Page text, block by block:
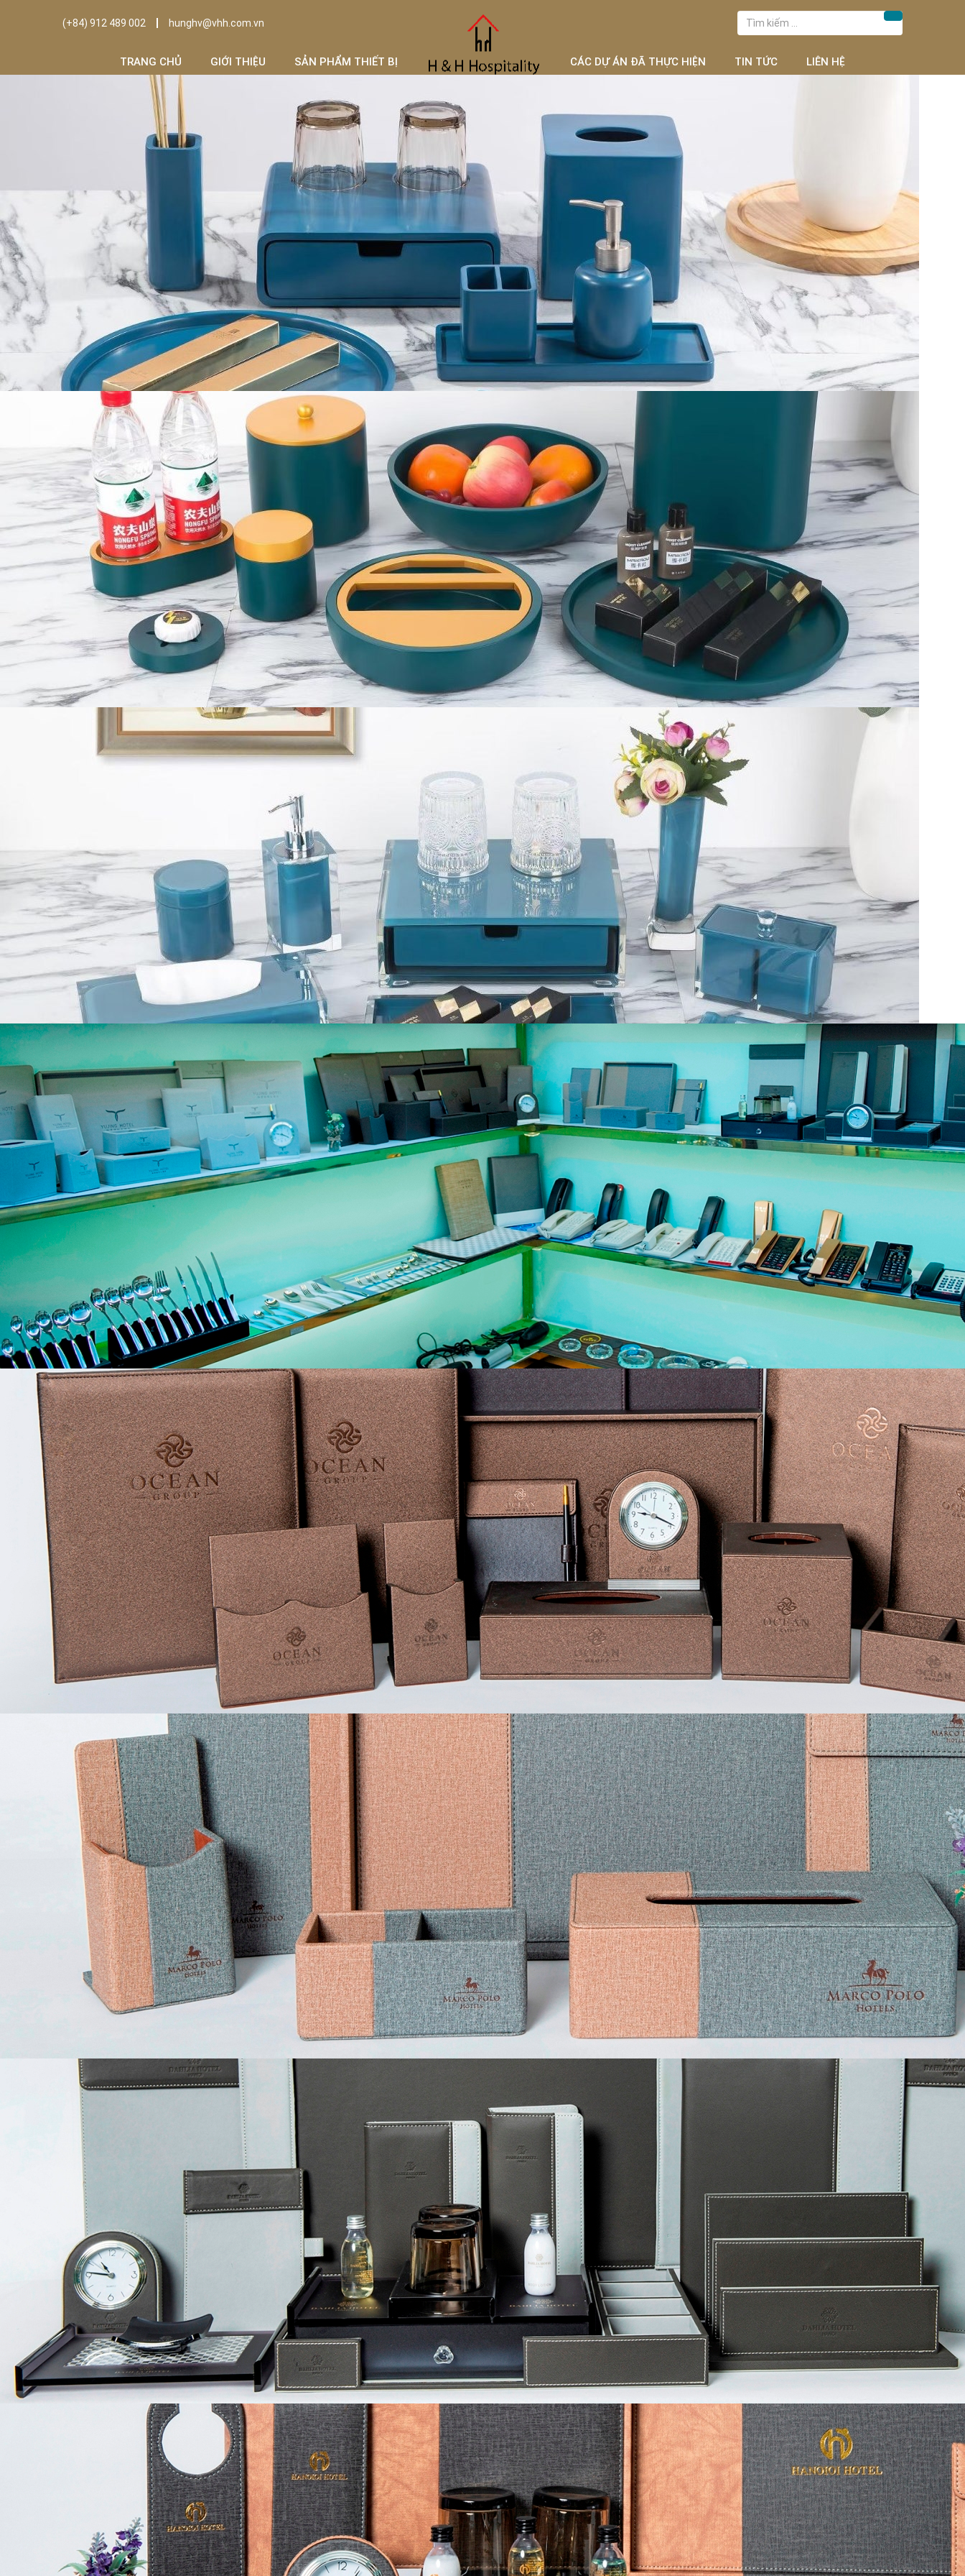
(+84) 912 489 002 hunghv@vhh.com.vn
Tìm
kiếm
cho:
Tìm kiếm
TRANG CHỦ GIỚI THIỆU SẢN PHẨM THIẾT BỊ CÁC DỰ ÁN ĐÃ THỰC HIỆN TIN TỨC LIÊN HỆ